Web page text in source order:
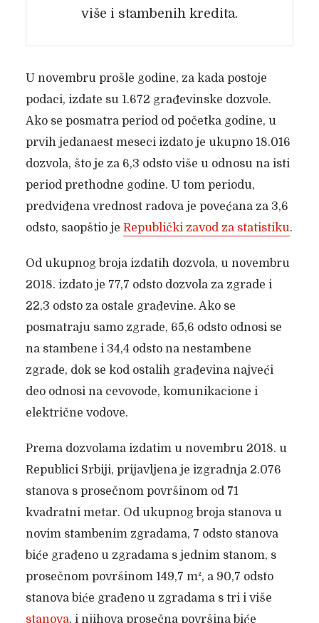
više i stambenih kredita.
U novembru prošle godine, za kada postoje
podaci, izdate su 1.672 građevinske dozvole.
Ako se posmatra period od početka godine, u
prvih jedanaest meseci izdato je ukupno 18.016
dozvola, što je za 6,3 odsto više u odnosu na isti
period prethodne godine. U tom periodu,
predviđena vrednost radova je povećana za 3,6
odsto, saopštio je Republički zavod za statistiku.
Od ukupnog broja izdatih dozvola, u novembru
2018. izdato je 77,7 odsto dozvola za zgrade i
22,3 odsto za ostale građevine. Ako se
posmatraju samo zgrade, 65,6 odsto odnosi se
na stambene i 34,4 odsto na nestambene
zgrade, dok se kod ostalih građevina najveći
deo odnosi na cevovode, komunikacione i
električne vodove.
Prema dozvolama izdatim u novembru 2018. u
Republici Srbiji, prijavljena je izgradnja 2.076
stanova s prosečnom površinom od 71
kvadratni metar. Od ukupnog broja stanova u
novim stambenim zgradama, 7 odsto stanova
biće građeno u zgradama s jednim stanom, s
prosečnom površinom 149,7 m², a 90,7 odsto
stanova biće građeno u zgradama s tri i više
stanova, i njihova prosečna površina biće